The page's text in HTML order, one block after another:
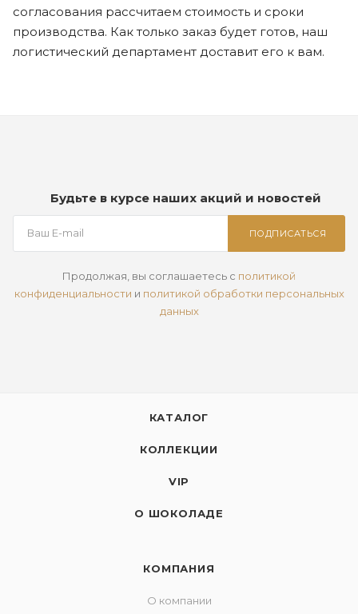
согласования рассчитаем стоимость и сроки
производства. Как только заказ будет готов, наш
логистический департамент доставит его к вам.
Будьте в курсе наших акций и новостей
ПОДПИСАТЬСЯ
Продолжая, вы соглашаетесь с политикой
конфиденциальности и политикой обработки персональных
данных
КАТАЛОГ
КОЛЛЕКЦИИ
VIP
О ШОКОЛАДЕ
КОМПАНИЯ
О компании